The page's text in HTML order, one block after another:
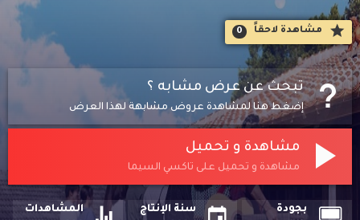
مشاهدة لاحقاََ 0
تبحث عن عرض مشابه ؟
إضغط هنا لمشاهدة عروض مشابهة لهذا العرض
مشاهدة و تحميل
مشاهدة و تحميل على تاكسي السيما
بجودة
سنة الإنتاج
المشاهدات